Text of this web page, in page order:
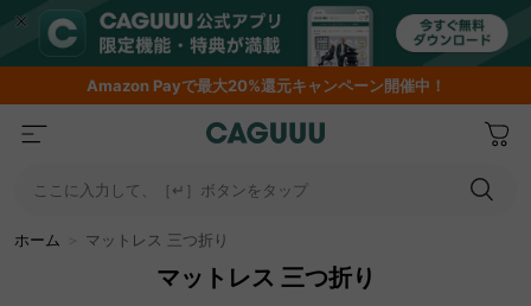
AmazonPayで最大20%還元キャンペーン開催中！
ここに入力して、［↵］ボタンをタップ
ホーム マットレス 三つ折り
マットレス 三つ折り